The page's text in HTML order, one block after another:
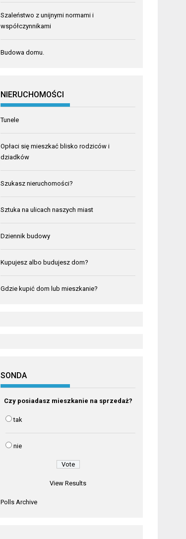
Szaleństwo z unijnymi normami i
współczynnikami
Budowa domu.
NIERUCHOMOŚCI
Tunele
Opłaci się mieszkać blisko rodziców i
dziadków
Szukasz nieruchomości?
Sztuka na ulicach naszych miast
Dziennik budowy
Kupujesz albo budujesz dom?
Gdzie kupić dom lub mieszkanie?
SONDA
Czy posiadasz mieszkanie na sprzedaż?
tak
nie
View Results
Polls Archive